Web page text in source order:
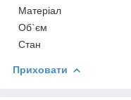
Матеріал
Об`єм
Стан
Приховати